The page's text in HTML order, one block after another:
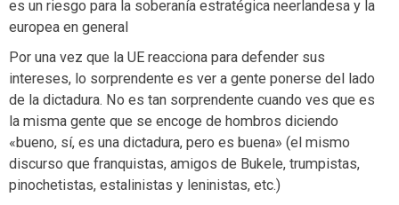
es un riesgo para la soberanía estratégica neerlandesa y la
europea en general
Por una vez que la UE reacciona para defender sus
intereses, lo sorprendente es ver a gente ponerse del lado
de la dictadura. No es tan sorprendente cuando ves que es
la misma gente que se encoge de hombros diciendo
«bueno, sí, es una dictadura, pero es buena» (el mismo
discurso que franquistas, amigos de Bukele, trumpistas,
pinochetistas, estalinistas y leninistas, etc.)